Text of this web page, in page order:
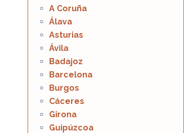
A Coruña
Álava
Asturias
Ávila
Badajoz
Barcelona
Burgos
Cáceres
Girona
Guipúzcoa